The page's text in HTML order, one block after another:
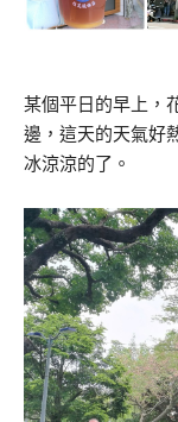
某個平日的早上，
邊，這天的天氣好
冰涼涼的了。